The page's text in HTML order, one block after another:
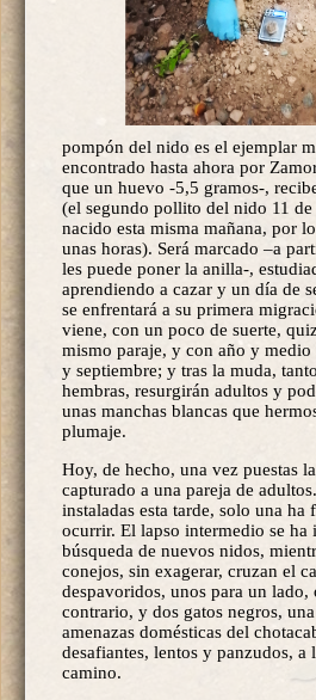
pompón del nido es el ejemplar
encontrado hasta ahora por
que un huevo -5,5 gramos-,
(el segundo pollito del nido 11
nacido esta misma mañana, por
unas horas). Será marcado –a
les puede poner la anilla-,
aprendiendo a cazar y un día de
se enfrentará a su primera
viene, con un poco de suerte,
mismo paraje, y con año y medio
y septiembre; y tras la muda,
hembras, resurgirán adultos y
unas manchas blancas que
plumaje.
Hoy, de hecho, una vez puestas
capturado a una pareja de
instaladas esta tarde, solo una ha
ocurrir. El lapso intermedio se ha
búsqueda de nuevos nidos,
conejos, sin exagerar, cruzan el
despavoridos, unos para un lado,
contrario, y dos gatos negros,
amenazas domésticas del
desafiantes, lentos y panzudos,
camino.